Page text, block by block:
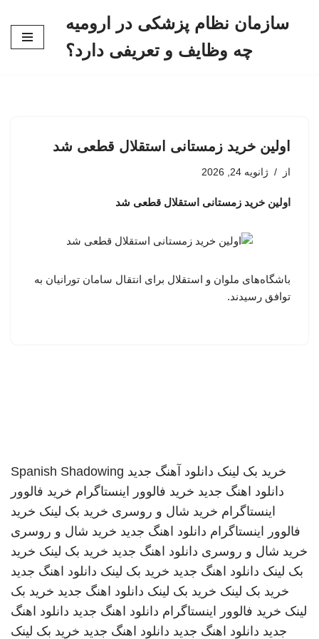
سازمان نظام پزشکی در ارومیه
چه وظایف و تعریفی دارد؟
اولین خرید زمستانی استقلال قطعی شد
از ژانویه 24, 2026
اولین خرید زمستانی استقلال قطعی شد
باشگاه‌های ملوان و استقلال برای انتقال سامان تورانیان به
توافق رسیدند.
خرید بک لینک دانلود آهنگ جدید Spanish Shadowing
دانلود اهنگ جدید خرید فالوور اینستاگرام خرید فالوور
اینستاگرام خرید شال و روسری خرید بک لینک خرید
فالوور اینستاگرام دانلود اهنگ جدید خرید شال و روسری
خرید شال و روسری دانلود اهنگ جدید خرید بک لینک خرید
بک لینک دانلود اهنگ جدید خرید بک لینک دانلود اهنگ جدید
خرید بک لینک خرید بک لینک دانلود اهنگ جدید خرید بک
لینک خرید فالوور اینستاگرام دانلود اهنگ جدید دانلود اهنگ
جدید دانلود اهنگ جدید دانلود اهنگ جدید خرید بک لینک